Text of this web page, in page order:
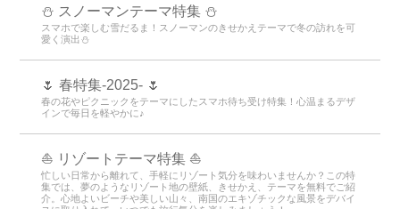
⛄ スノーマンテーマ特集 ⛄
スマホで楽しむ雪だるま！スノーマンのきせかえテーマで冬の訪れを可
愛く演出⛄
🌷 春特集-2025- 🌷
春の花やピクニックをテーマにしたスマホ待ち受け特集！心温まるデザ
インで毎日を軽やかに♪
⛵ リゾートテーマ特集 ⛵
忙しい日常から離れて、手軽にリゾート気分を味わいませんか？この特
集では、夢のようなリゾート地の壁紙、きせかえ、テーマを無料でご紹
介。心地よいビーチや美しい山々、南国のエキゾチックな風景をデバイ